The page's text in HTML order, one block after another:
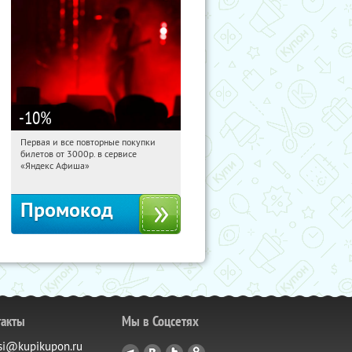
-10%
09:28:41 Получили:
Россия
Первая и все повторные покупки
билетов от 3000р. в сервисе
«Яндекс Афиша»
Промокод
Мы в Соцсетях